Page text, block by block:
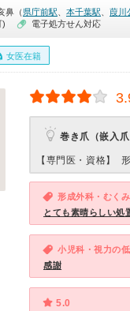
鼻（ 県庁前駅 本千葉駅 葭川
)
電子処方せん対応
女医在籍
巻き爪（嵌入
【専門医・資格】
形成外科・むくみ
とても素晴らしい処
小児科・視力の
感謝
5.0